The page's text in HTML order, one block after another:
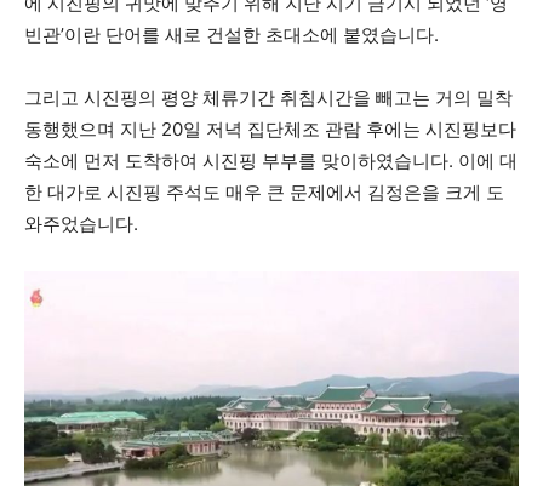
빈관’이란 단어를 새로 건설한 초대소에 붙였습니다.
그리고 시진핑의 평양 체류기간 취침시간을 빼고는 거의 밀착
동행했으며 지난 20일 저녁 집단체조 관람 후에는 시진핑보다
숙소에 먼저 도착하여 시진핑 부부를 맞이하였습니다. 이에 대
한 대가로 시진핑 주석도 매우 큰 문제에서 김정은을 크게 도
와주었습니다.